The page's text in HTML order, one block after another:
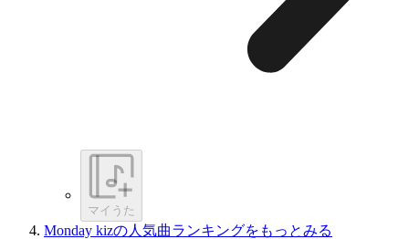
マイうた
Monday kizの人気曲ランキングをもっとみる